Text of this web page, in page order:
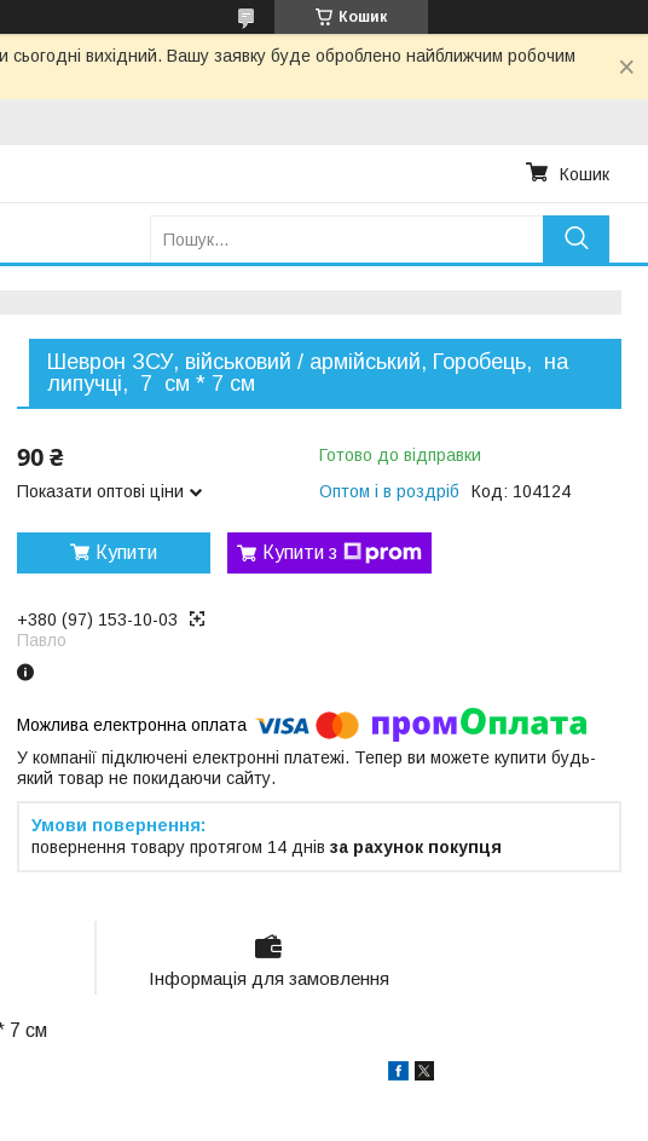
Кошик
сьогодні вихідний. Вашу заявку буде оброблено найближчим робочим
Кошик
Шеврон ЗСУ, військовий / армійський, Горобець, на
липучці, 7 см * 7 см
90 ₴
Показати оптові ціни
Готово до відправки
Оптом і в роздріб
Код: 104124
Купити Купити з
+380 (97) 153-10-03
Павло
У компанії підключені електронні платежі. Тепер ви можете купити будь-
який товар не покидаючи сайту.
повернення товару протягом 14 днів за рахунок покупця
Інформація для замовлення
7 см